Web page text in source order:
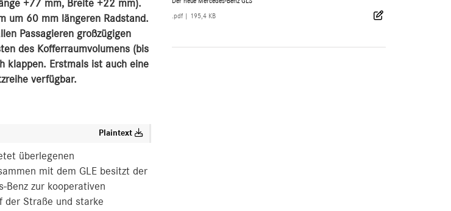
+77 mm, Breite +22 mm).
um 60 mm längeren Radstand.
Passagieren großzügigen
des Kofferraumvolumens (bis
klappen. Erstmals ist auch eine
verfügbar.
Plaintext
überlegenen
mit dem GLE besitzt der
Benz zur kooperativen
der Straße und starke
.pdf 195,4 KB